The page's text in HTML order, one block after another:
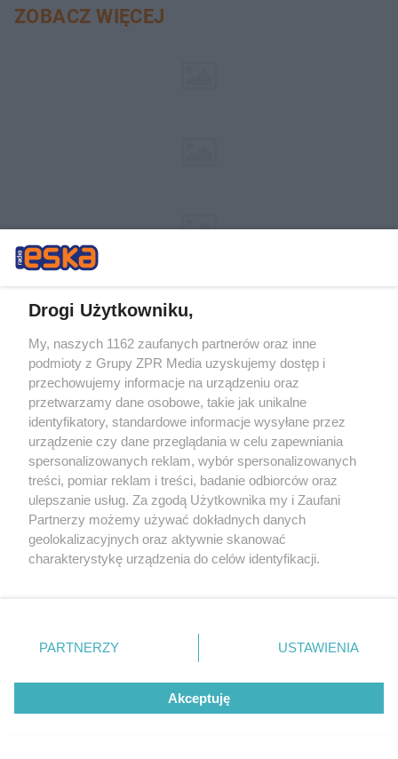
ZOBACZ WIĘCEJ
Żaden utwór zamieszczony w serwisie nie może być powielany i
rozpowszechniany lub dalej rozpowszechniany w jakikolwiek sposób (w
tym także elektroniczny lub mechaniczny) na jakimkolwiek polu
Drogi Użytkowniku,
My, naszych 1162 zaufanych partnerów oraz inne
podmioty z Grupy ZPR Media uzyskujemy dostęp i
przechowujemy informacje na urządzeniu oraz
przetwarzamy dane osobowe, takie jak unikalne
identyfikatory, standardowe informacje wysyłane przez
urządzenie czy dane przeglądania w celu zapewniania
spersonalizowanych reklam, wybór spersonalizowanych
treści, pomiar reklam i treści, badanie odbiorców oraz
ulepszanie usług. Za zgodą Użytkownika my i Zaufani
Partnerzy możemy używać dokładnych danych
geolokalizacyjnych oraz aktywnie skanować
charakterystykę urządzenia do celów identyfikacji.
zmienić/wycofać klikając przycisk ustawień prywatności
znajdujący się w lewym dolnym rogu strony
rodzaje przetwarzania danych nie wymagają zgody
użytkownika, ale masz prawo sprzeciwić się takiemu
przetwarzaniu. Preferencje będą miały zastosowanie tylko
PARTNERZY USTAWIENIA
Akceptuję